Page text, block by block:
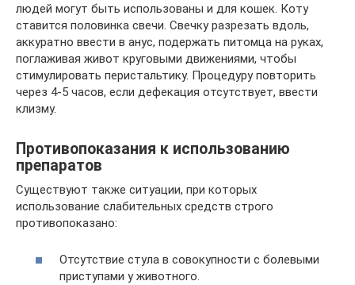
людей могут быть использованы и для кошек. Коту
ставится половинка свечи. Свечку разрезать вдоль,
аккуратно ввести в анус, подержать питомца на руках,
поглаживая живот круговыми движениями, чтобы
стимулировать перистальтику. Процедуру повторить
через 4-5 часов, если дефекация отсутствует, ввести
клизму.
Противопоказания к использованию
препаратов
Существуют также ситуации, при которых
использование слабительных средств строго
противопоказано:
Отсутствие стула в совокупности с болевыми
приступами у животного.